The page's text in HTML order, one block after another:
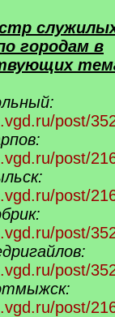
городам в
post/
post/
post/
post/
post/
post/